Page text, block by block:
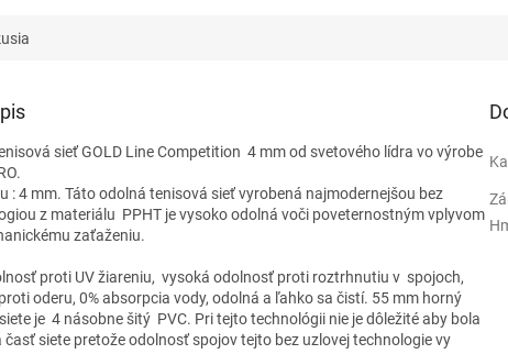
sieť GOLD Line Competition 4 mm od svetového lídra vo výrobe
: 4 mm. Táto odolná tenisová sieť vyrobená najmodernejšou bez
z materiálu PPHT je vysoko odolná voči poveternostným vplyvom
zaťaženiu.
proti UV žiareniu, vysoká odolnosť proti roztrhnutiu v spojoch,
oderu, 0% absorpcia vody, odolná a ľahko sa čistí. 55 mm horný
je 4 násobne šitý PVC. Pri tejto technológii nie je dôležité aby bola
časť siete pretože odolnosť spojov tejto bez uzlovej technologie vy